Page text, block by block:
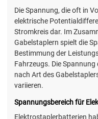
Die Spannung, die oft in
elektrische
Stromkreis dar. Im
Gabelstaplern spielt die
Bestimmung der
Fahrzeugs. Die
nach Art des
variieren.
Spannungsbereich für
Elektrostaplerbatterien